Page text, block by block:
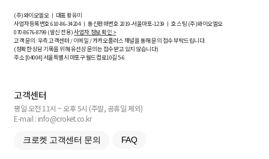
(주)와이오엘오 ㅣ 대표 황유미
사업자등록번호610-86-34204ㅣ 통신판매번호 2019-서울마포-1239 ㅣ 호스팅 (주)와이오엘오
070-8676-8799 (발신 전용)사업자 정보 확인 >
고객 문의: 우측 고객센터 / 이메일 / 카카오플러스 채널을 통해 문의 접수 부탁드립니다.
(정확한 상담 기록을 위해 유선상 문의는 접수받고 있지 않습니다)
주소 [04004] 서울특별시 마포구 월드컵로10길5-6
고객센터
평일 오전 11시 ~ 오후 5시 (주말, 공휴일 제외)
E-mail : info@croket.co.kr
크로켓 고객센터 문의 FAQ